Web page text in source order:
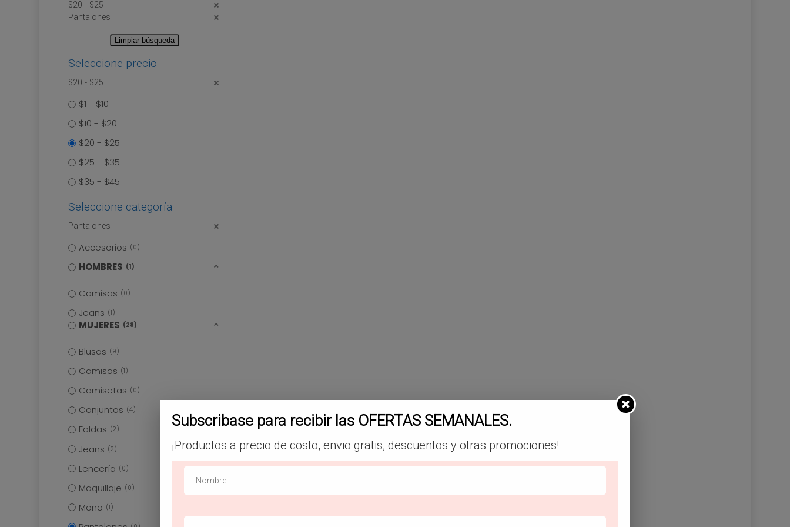
$20 - $25
Pantalones
Limpiar búsqueda
Seleccione precio
$20 - $25
$1 - $10
$10 - $20
$20 - $25
$25 - $35
$35 - $45
Seleccione categoría
Pantalones
Accesorios 0
HOMBRES 1
Camisas 0
Jeans 1
MUJERES 28
Blusas 9
Camisas 1
Camisetas 0
Conjuntos 4
Faldas 2
Jeans 2
Lencería 0
Maquillaje 0
Mono 1
Subscribase para recibir las OFERTAS SEMANALES.
¡Productos a precio de costo, envio gratis, descuentos y otras promociones!